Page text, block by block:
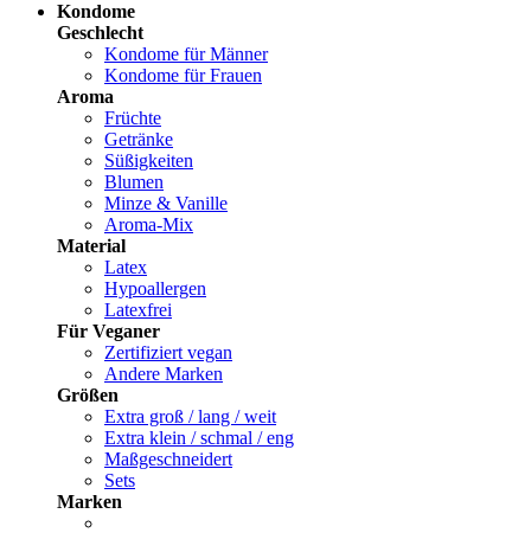
Kondome
Geschlecht
Kondome für Männer
Kondome für Frauen
Aroma
Früchte
Getränke
Süßigkeiten
Blumen
Minze & Vanille
Aroma-Mix
Material
Latex
Hypoallergen
Latexfrei
Für Veganer
Zertifiziert vegan
Andere Marken
Größen
Extra groß / lang / weit
Extra klein / schmal / eng
Maßgeschneidert
Sets
Marken